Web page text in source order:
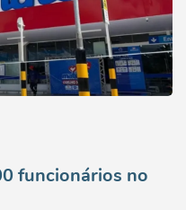
funcionários no